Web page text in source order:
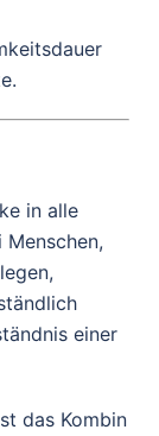
in alle
einer
das Kombin